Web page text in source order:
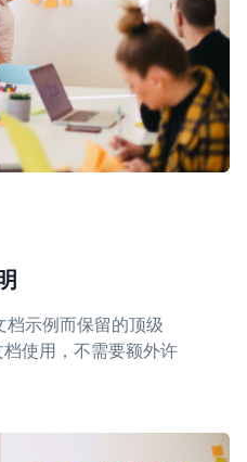
示例而保留的顶级
使用，不需要额外许